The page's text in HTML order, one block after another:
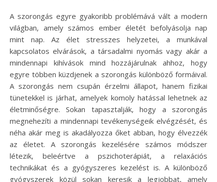
A szorongás egyre gyakoribb problémává vált a modern
világban, amely számos ember életét befolyásolja nap
mint nap. Az élet stresszes helyzetei, a munkával
kapcsolatos elvárások, a társadalmi nyomás vagy akár a
mindennapi kihívások mind hozzájárulnak ahhoz, hogy
egyre többen küzdjenek a szorongás különböző formáival.
A szorongás nem csupán érzelmi állapot, hanem fizikai
tünetekkel is járhat, amelyek komoly hatással lehetnek az
életminőségre. Sokan tapasztalják, hogy a szorongás
megnehezíti a mindennapi tevékenységeik elvégzését, és
néha akár meg is akadályozza őket abban, hogy élvezzék
az életet. A szorongás kezelésére számos módszer
létezik, beleértve a pszichoterápiát, a relaxációs
technikákat és a gyógyszeres kezelést is. A különböző
gyógyszerek közül sokan keresik a legjobbat, amely